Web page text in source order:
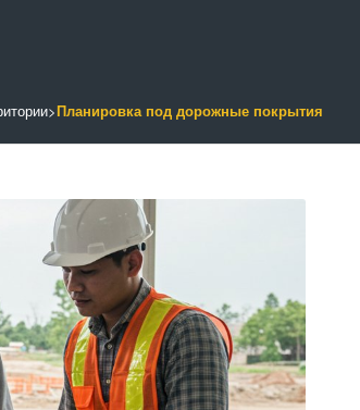
>Планировка под дорожные покрытия